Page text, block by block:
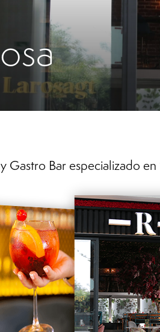
Gastro Bar especializado en